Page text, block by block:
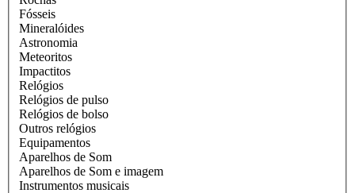
Fósseis
Mineralóides
Astronomia
Meteoritos
Impactitos
Relógios
Relógios de pulso
Relógios de bolso
Outros relógios
Equipamentos
Aparelhos de Som
Aparelhos de Som e imagem
Instrumentos musicais